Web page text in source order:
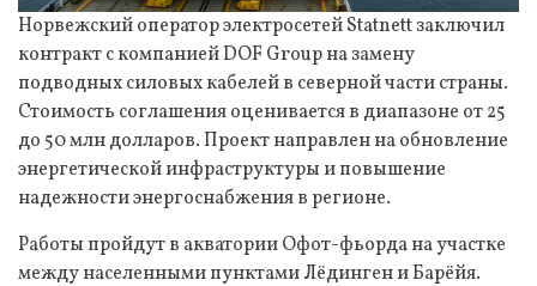
Норвежский оператор электросетей Statnett заключил
контракт с компанией DOF Group на замену
подводных силовых кабелей в северной части страны.
Стоимость соглашения оценивается в диапазоне от 25
до 50 млн долларов. Проект направлен на обновление
энергетической инфраструктуры и повышение
надежности энергоснабжения в регионе.
Работы пройдут в акватории Офот-фьорда на участке
между населенными пунктами Лёдинген и Барёйя.